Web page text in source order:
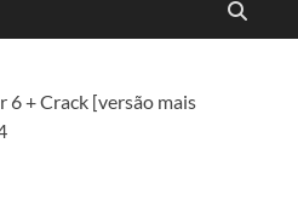
6 + Crack [versão mais